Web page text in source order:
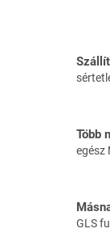
Több
egész
GLS